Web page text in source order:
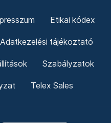
Etikai kódex
Adatkezelési tájékoztató
Szabályzatok
Telex Sales